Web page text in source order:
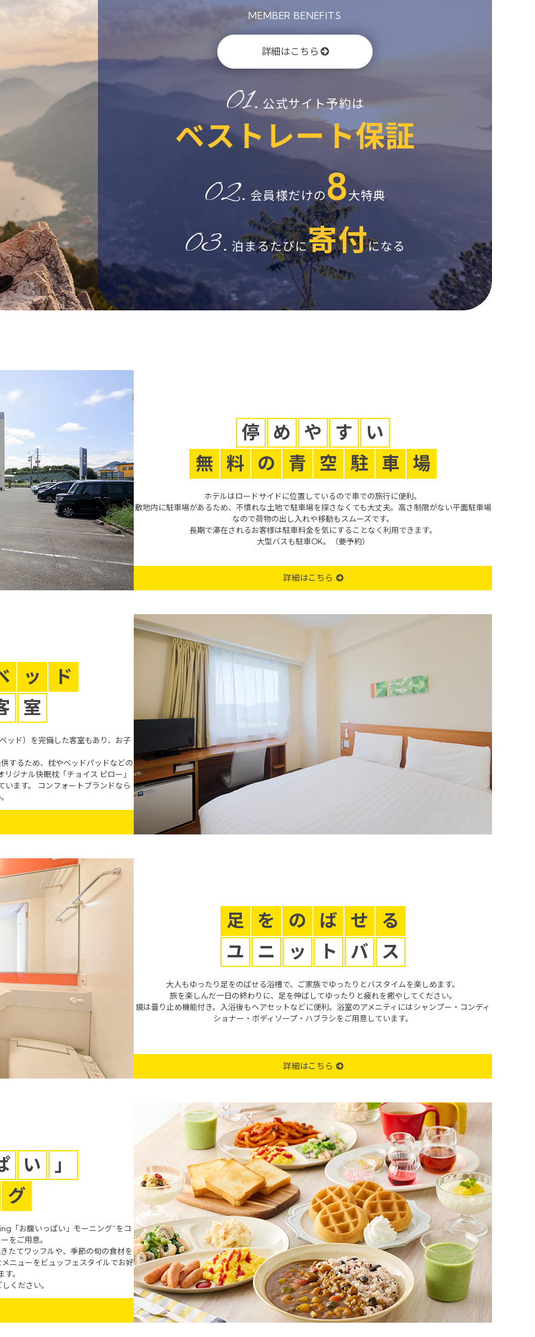
will be redirected to Choice Hotel International official website by clicking
hotel name.
and the membership program differ from Japanese website.
Global Site
can see the FAQ as follows.
FAQs
ご予約・空室検索
公式サイトベストレート
チェックイン日
チェックアウト日
部屋数
大人人
数
（1室あた
り）
プラン一覧
予約確認・変更・キャンセル
MEMBER BENEFITS
詳細はこちら
01. 公式サイト予約は
ベストレート保証
02. 会員様だけの8大特典
03. 泊まるたびに寄付になる
停 め や す
い
無
料 の 青 空 駐 車 場
ホテルはロードサイドに位置しているので車での旅行に便利。
敷地内に駐車場があるため、不慣れな土地で駐車場を探さなくても大丈夫。高さ制限がない平面駐車場
なので荷物の出し入れや移動もスムーズです。
長期で滞在されるお客様は駐車料金を気にすることなく利用できます。
大型バスも駐車OK。（要予約）
詳細はこちら
ッ
ド
室
ッド）を完備した客室もあり、お子
するため、枕やベッドパッドなどの
ジナル快眠枕「チョイス ピロー」
ます。 コンフォートブランドなら
足 を の ば せ
る
ユ
ニ ッ ト バ ス
大人もゆったり足をのばせる浴槽で、ご家族でゆったりとバスタイムを楽しめます。
旅を楽しんだ一日の終わりに、足を伸ばしてゆったりと疲れを癒やしてください。
鏡は曇り止め機能付き。入浴後もヘアセットなどに便利。浴室のアメニティにはシャンプー・コンディ
ショナー・ボディソープ・ハブラシをご用意しています。
詳細はこちら
い
」
グ
「お腹いっぱい」モーニング”をコ
をご用意。
たてワッフルや、季節の旬の食材を
ニューをビュッフェスタイルでお好
。
ください。